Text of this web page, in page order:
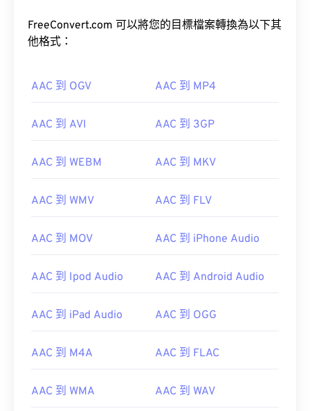
此外，由於 AAC 文件通常用作視頻遊戲的音頻文
如Nintendo 3DS Playstation 4
開發機構： ISO/IEC MPEG 音訊委員會
首次發布：
https://en.wikipedia.org/wiki/Advanced_Audio_Coding
browse=tc
FreeConvert.com 可以將您的目標檔案轉換為以下其
他格式：
AAC 到 OGV AAC 到 MP4
AAC 到 AVI AAC 到 3GP
AAC 到 WEBM AAC 到 MKV
AAC 到 WMV AAC 到 FLV
AAC 到 MOV AAC 到 iPhone Audio
AAC 到 Ipod Audio AAC 到 Android Audio
AAC 到 iPad Audio AAC 到 OGG
AAC 到 M4A AAC 到 FLAC
AAC 到 WMA AAC 到 WAV